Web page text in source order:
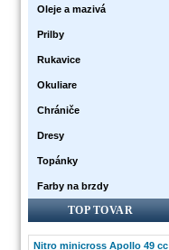
Oleje a mazivá
Prilby
Rukavice
Okuliare
Chrániče
Dresy
Topánky
Farby na brzdy
TOP TOVAR
Nitro minicross Apollo 49 cc